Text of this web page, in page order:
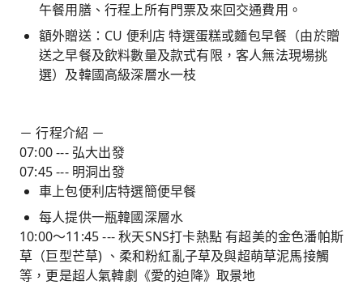
午餐用膳、行程上所有門票及來回交通費用。
額外贈送：CU 便利店 特選蛋糕或麵包早餐（由於贈
送之早餐及飲料數量及款式有限，客人無法現場挑
選）及韓國高級深層水一枝
－ 行程介紹 －
07:00 --- 弘大出發
07:45 --- 明洞出發
車上包便利店特選簡便早餐
每人提供一瓶韓國深層水
10:00～11:45 --- 秋天SNS打卡熱點 有超美的金色潘帕斯
草（巨型芒草) 、柔和粉紅亂子草及與超萌草泥馬接觸
等，更是超人氣韓劇《愛的迫降》取景地